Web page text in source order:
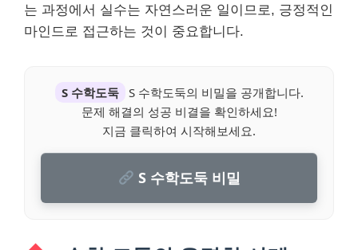
는 과정에서 실수는 자연스러운 일이므로, 긍정적인
마인드로 접근하는 것이 중요합니다.
S 수학도둑
S 수학도둑의 비밀을 공개합니다.
문제 해결의 성공 비결을 확인하세요!
지금 클릭하여 시작해보세요.
S 수학도둑 비밀